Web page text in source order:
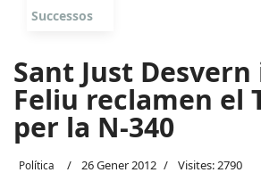
Successos
Sant Just Desvern
Feliu reclamen el
per la N-340
Política 26 Gener 2012 Visites: 2790